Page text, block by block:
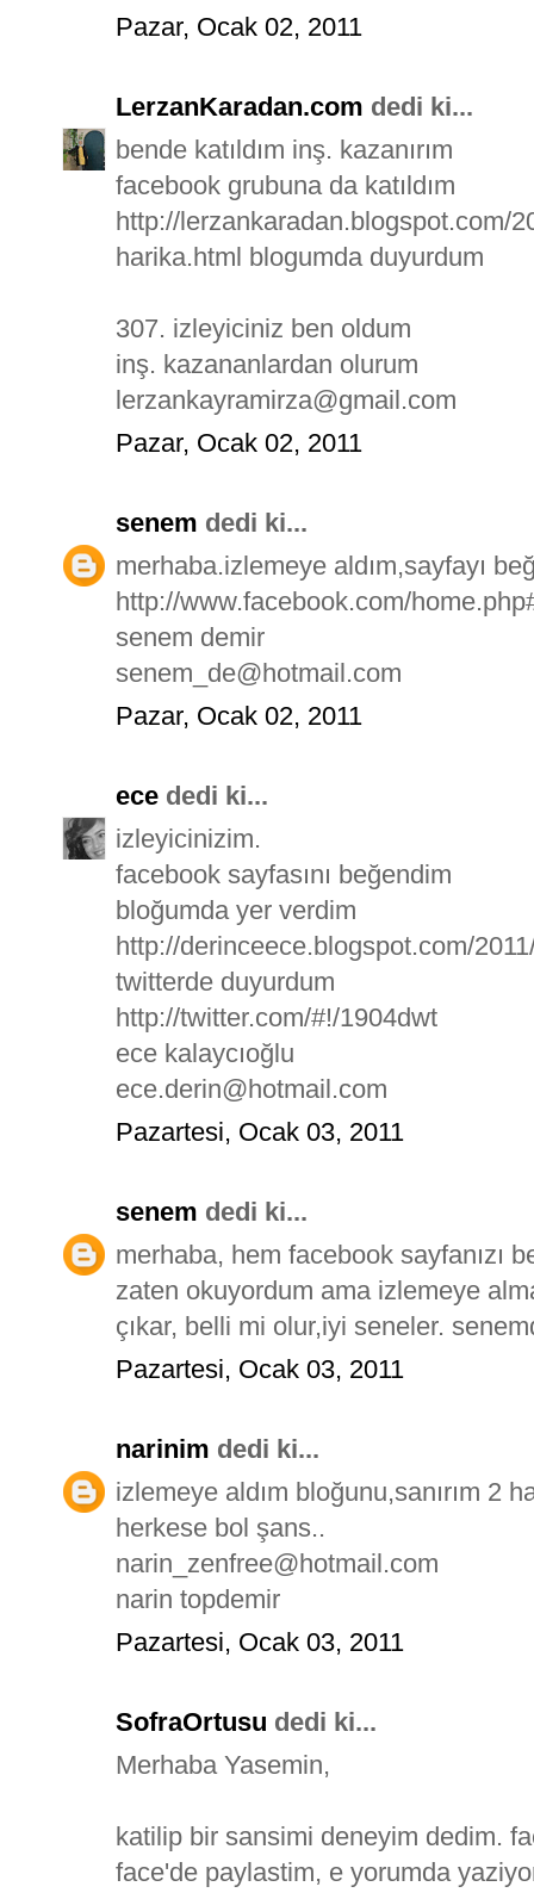
Pazar, Ocak 02, 2011
LerzanKaradan.com dedi ki...
bende katıldım inş. kazanırım
facebook grubuna da katıldım
http://lerzankaradan.blogspot.com/
harika.html blogumda duyurdum
307. izleyiciniz ben oldum
inş. kazananlardan olurum
lerzankayramirza@gmail.com
Pazar, Ocak 02, 2011
senem dedi ki...
merhaba.izlemeye aldım,sayfayı
http://www.facebook.com/
senem demir
senem_de@hotmail.com
Pazar, Ocak 02, 2011
ece dedi ki...
izleyicinizim.
facebook sayfasını beğendim
bloğumda yer verdim
http://derinceece.blogspot.com/
twitterde duyurdum
http://twitter.com/#!/1904dwt
ece kalaycıoğlu
ece.derin@hotmail.com
Pazartesi, Ocak 03, 2011
senem dedi ki...
merhaba, hem facebook sayfanızı
zaten okuyordum ama izlemeye
çıkar, belli mi olur,iyi seneler.
Pazartesi, Ocak 03, 2011
narinim dedi ki...
izlemeye aldım bloğunu,sanırım 2
herkese bol şans..
narin_zenfree@hotmail.com
narin topdemir
Pazartesi, Ocak 03, 2011
SofraOrtusu dedi ki...
Merhaba Yasemin,
katilip bir sansimi deneyim dedim.
face'de paylastim, e yorumda